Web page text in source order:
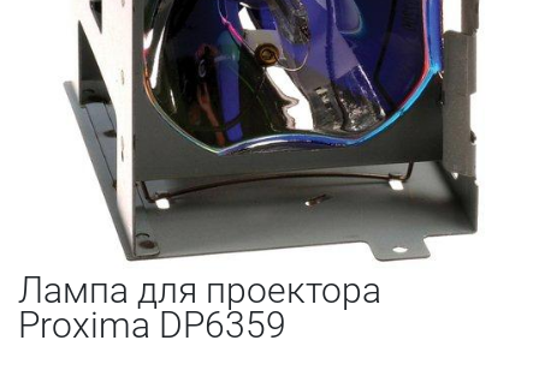
Лампа для проектора
Proxima DP6359